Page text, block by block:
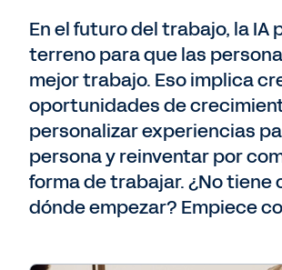
En el futuro del trabajo, la IA
terreno para que las
mejor trabajo. Eso implica
oportunidades de
personalizar experiencias
persona y reinventar por
forma de trabajar. ¿No tiene
dónde empezar? Empiece